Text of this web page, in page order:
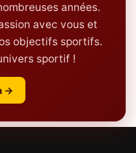
années.
avec vous et
objectifs sportifs.
sportif !
→